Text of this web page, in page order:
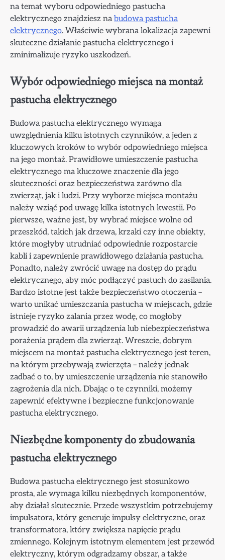
na temat wyboru odpowiedniego pastucha
elektrycznego znajdziesz nabudowa pastucha
elektrycznego. Właściwie wybrana lokalizacja zapewni
skuteczne działanie pastucha elektrycznego i
zminimalizuje ryzyko uszkodzeń.
Wybór odpowiedniego miejsca na montaż
pastucha elektrycznego
Budowa pastucha elektrycznego wymaga
uwzględnienia kilku istotnych czynników, a jeden z
kluczowych kroków to wybór odpowiedniego miejsca
na jego montaż. Prawidłowe umieszczenie pastucha
elektrycznego ma kluczowe znaczenie dla jego
skuteczności oraz bezpieczeństwa zarówno dla
zwierząt, jak i ludzi. Przy wyborze miejsca montażu
należy wziąć pod uwagę kilka istotnych kwestii. Po
pierwsze, ważne jest, by wybrać miejsce wolne od
przeszkód, takich jak drzewa, krzaki czy inne obiekty,
które mogłyby utrudniać odpowiednie rozpostarcie
kabli i zapewnienie prawidłowego działania pastucha.
Ponadto, należy zwrócić uwagę na dostęp do prądu
elektrycznego, aby móc podłączyć pastuch do zasilania.
Bardzo istotne jest także bezpieczeństwo otoczenia –
warto unikać umieszczania pastucha w miejscach, gdzie
istnieje ryzyko zalania przez wodę, co mogłoby
prowadzić do awarii urządzenia lub niebezpieczeństwa
porażenia prądem dla zwierząt. Wreszcie, dobrym
miejscem na montaż pastucha elektrycznego jest teren,
na którym przebywają zwierzęta – należy jednak
zadbać o to, by umieszczenie urządzenia nie stanowiło
zagrożenia dla nich. Dbając o te czynniki, możemy
zapewnić efektywne i bezpieczne funkcjonowanie
pastucha elektrycznego.
Niezbędne komponenty do zbudowania
pastucha elektrycznego
Budowa pastucha elektrycznego jest stosunkowo
prosta, ale wymaga kilku niezbędnych komponentów,
aby działał skutecznie. Przede wszystkim potrzebujemy
impulsatora, który generuje impulsy elektryczne, oraz
transformatora, który zwiększa napięcie prądu
zmiennego. Kolejnym istotnym elementem jest przewód
elektryczny, którym odgradzamy obszar, a także